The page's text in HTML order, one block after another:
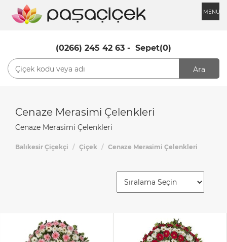
MENU
(0266) 245 42 63 - Sepet(0)
Ara
Cenaze Merasimi Çelenkleri
Cenaze Merasimi Çelenkleri
Balıkesir Çiçekçi Çiçek Cenaze Merasimi Çelenkleri